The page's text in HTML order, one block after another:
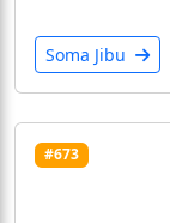
Soma Jibu
#673